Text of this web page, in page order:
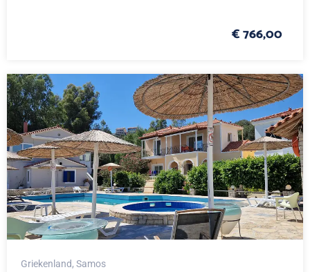
€ 766,00
Griekenland, Samos